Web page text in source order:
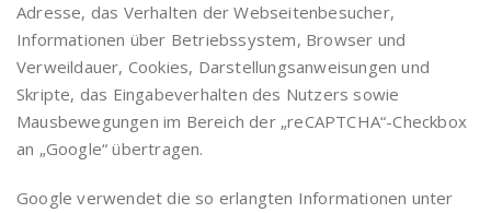
Adresse, das Verhalten der Webseitenbesucher,
Informationen über Betriebssystem, Browser und
Verweildauer, Cookies, Darstellungsanweisungen und
Skripte, das Eingabeverhalten des Nutzers sowie
Mausbewegungen im Bereich der „reCAPTCHA“-Checkbox
an „Google“ übertragen.
Google verwendet die so erlangten Informationen unter